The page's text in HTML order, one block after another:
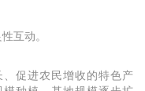
互动。
促进农民增收的特色产